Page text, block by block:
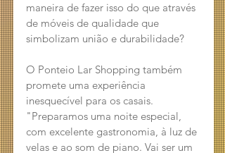
maneira de fazer isso do que através
de móveis de qualidade que
simbolizam união e durabilidade?
O Ponteio Lar Shopping também
promete uma experiência
inesquecível para os casais.
"Preparamos uma noite especial,
com excelente gastronomia, à luz de
velas e ao som de piano. Vai ser um